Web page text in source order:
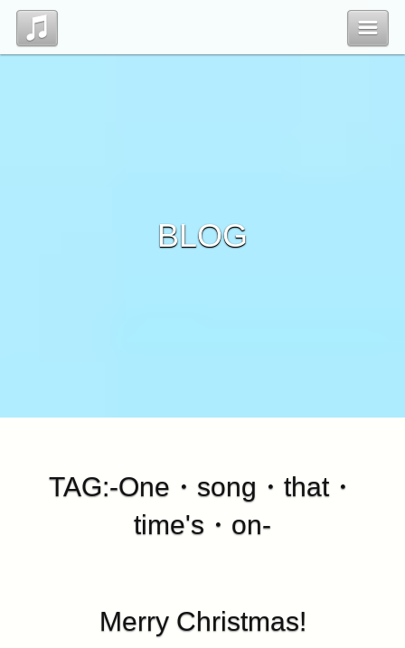
Contact
BLOG
TAG:-One・song・that・
time's・on-
Merry Christmas!